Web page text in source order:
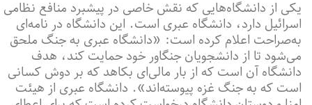
یکی از دانشگاه‌هایی که نقش خاصی در پیشبرد منافع نظامی
اسرائیل دارد، دانشگاه عبری است. این دانشگاه در نامه‌ای
به‌صراحت اعلام کرده است: «دانشگاه عبری به جنگ ملحق
می‌شود تا از دانشجویان جنگاور خود حمایت کند، هدف
دانشگاه آن است که از بار مالی‌ای بکاهد که بر دوش کسانی
است که به جنگ غزه پیوسته‌اند». دانشگاه عبری از هیئت